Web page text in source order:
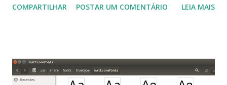
a Associação Brasileira de Normas Técnicas (ABNT), exige
que contém essas fontes. Ao instalar o GNU/Linux abra o
terminal e execute o comando: $ sudo apt-get install ttf-
COMPARTILHAR POSTAR UM COMENTÁRIO LEIA MAIS